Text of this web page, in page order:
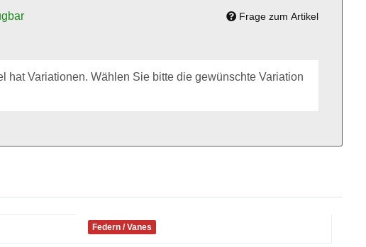
Frage zum Artikel
hat Variationen. Wählen Sie bitte die gewünschte Variation
Federn / Vanes